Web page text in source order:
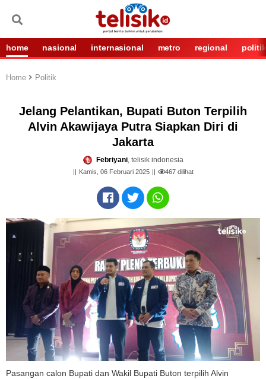
home nasional internasional metro regional politik
Home Politik
Jelang Pelantikan, Bupati Buton Terpilih
Alvin Akawijaya Putra Siapkan Diri di
Jakarta
Febriyani, telisik indonesia
Kamis, 06 Februari 2025 467dilihat
Pasangan calon Bupati dan Wakil Bupati Buton terpilih Alvin